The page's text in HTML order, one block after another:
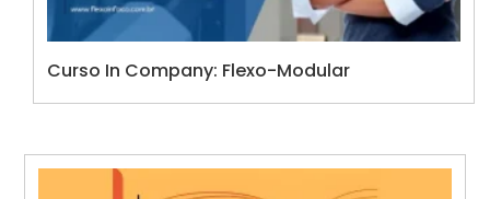
Curso In Company: Flexo-Modular